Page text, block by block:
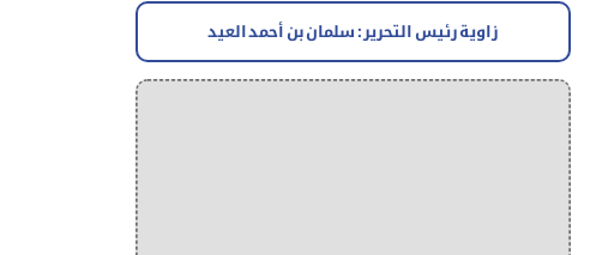
زاوية رئيس التحرير : سلمان بن أحمد العيد